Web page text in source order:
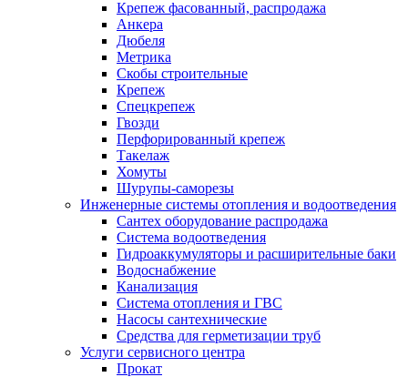
Крепеж фасованный, распродажа
Анкера
Дюбеля
Метрика
Скобы строительные
Крепеж
Спецкрепеж
Гвозди
Перфорированный крепеж
Такелаж
Хомуты
Шурупы-саморезы
Инженерные системы отопления и водоотведения
Сантех оборудование распродажа
Система водоотведения
Гидроаккумуляторы и расширительные баки
Водоснабжение
Канализация
Система отопления и ГВС
Насосы сантехнические
Средства для герметизации труб
Услуги сервисного центра
Прокат